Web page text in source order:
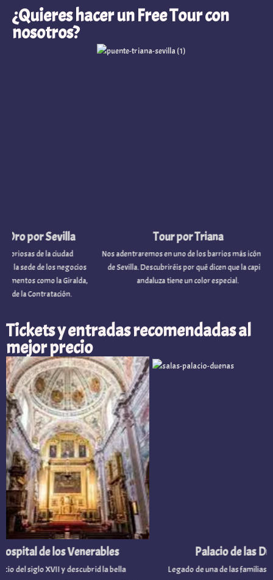
¿Quieres hacer un Free Tour con
nosotros?
Tour por Triana
Nos adentraremos en uno de los barrios más icónicos
de Sevilla. Descubriréis por qué dicen que la capital
andaluza tiene un color especial.
por Sevilla
de la ciudad
sede de los negocios
como la Giralda,
la Contratación.
Tickets y entradas recomendadas al
mejor precio
Palacio de las
Legado de una de las familias
de los Venerables
del siglo XVII y descubrid la bella